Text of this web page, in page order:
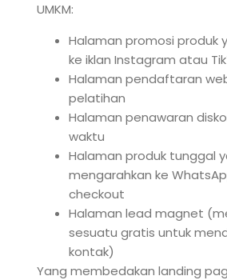
UMKM:
Halaman promosi produk
ke iklan Instagram atau
Halaman pendaftaran
pelatihan
Halaman penawaran
waktu
Halaman produk tunggal
mengarahkan ke
checkout
Halaman lead magnet
sesuatu gratis untuk
kontak)
Yang membedakan landing